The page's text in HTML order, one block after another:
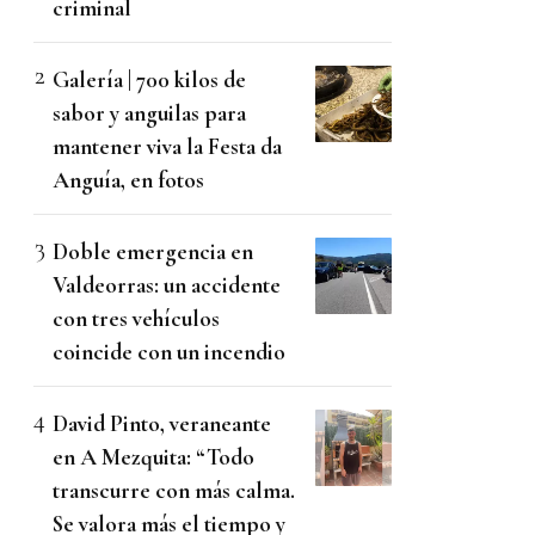
criminal
Galería | 700 kilos de
sabor y anguilas para
mantener viva la Festa da
Anguía, en fotos
Doble emergencia en
Valdeorras: un accidente
con tres vehículos
coincide con un incendio
David Pinto, veraneante
en A Mezquita: “Todo
transcurre con más calma.
Se valora más el tiempo y